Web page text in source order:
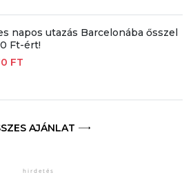
napos utazás Barcelonába ősszel
Ft-ért!
FT
AJÁNLAT